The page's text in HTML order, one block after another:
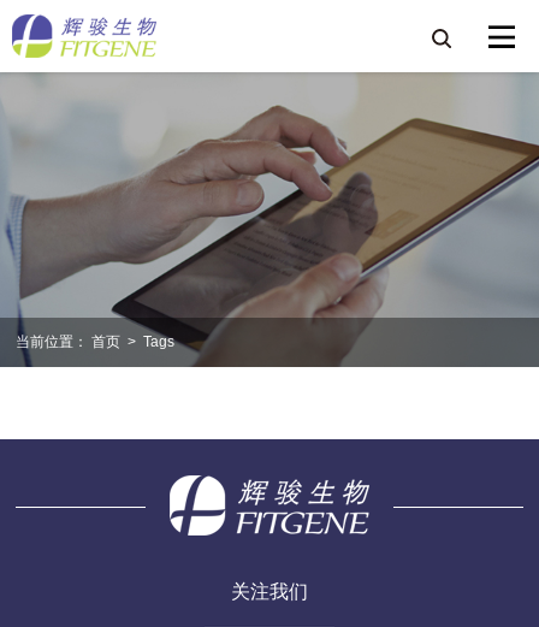
当前位置： 首页 > Tags
关注我们